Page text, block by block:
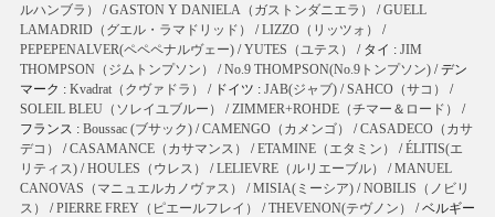
ルハンブラ）
/GASTON Y DANIELA（ガストンダニエラ） /GUELL
LAMADRID（グエル・ラマドリッド）
/LIZZO（リッツォ）
/
PEPEPENALVER(ペペペナルヴェー)/YUTES（ユテス） / タイ : JIM
THOMPSON（ジムトンプソン）
/No.9 THOMPSON(No.9トンプソン)/ デン
マーク : Kvadrat（クヴァドラ） / ドイツ : JAB(ジャブ)/SAHCO（サコ）
/
SOLEIL BLEU（ソレイユブルー）
/ ZIMMER+ROHDE（チマー＆ロード）
/
フランス : Boussac (ブサック)/CAMENGO（カメンゴ） /CASADECO（カサ
デコ）
/CASAMANCE（カサマンス） /ETAMINE（エタミン） /ÉLITIS(エ
リティス)/HOULES（ウレス） /LELIEVRE（ルリエーブル） /MANUEL
CANOVAS（マニュエルカノヴァス）
/MISIA(ミーシア)/NOBILIS（ノビリ
ス）
/PIERRE FREY（ピエールフレイ） /THEVENON(テヴノン）
/ ベルギー